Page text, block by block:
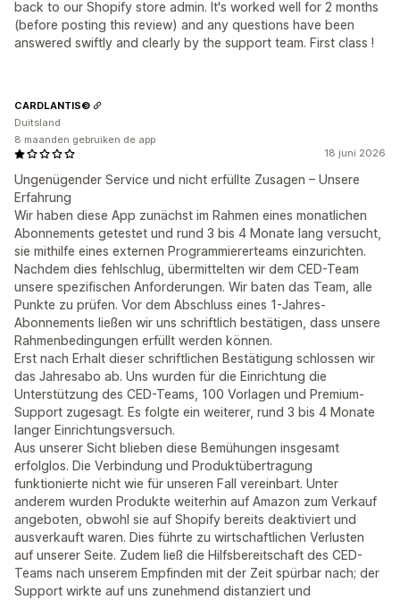
back to our Shopify store admin. It's worked well for 2 months
(before posting this review) and any questions have been
answered swiftly and clearly by the support team. First class !
18 juni 2026
Ungenügender Service und nicht erfüllte Zusagen – Unsere
Erfahrung
Wir haben diese App zunächst im Rahmen eines monatlichen
Abonnements getestet und rund 3 bis 4 Monate lang versucht,
sie mithilfe eines externen Programmiererteams einzurichten.
Nachdem dies fehlschlug, übermittelten wir dem CED-Team
unsere spezifischen Anforderungen. Wir baten das Team, alle
Punkte zu prüfen. Vor dem Abschluss eines 1-Jahres-
Abonnements ließen wir uns schriftlich bestätigen, dass unsere
Rahmenbedingungen erfüllt werden können.
Erst nach Erhalt dieser schriftlichen Bestätigung schlossen wir
das Jahresabo ab. Uns wurden für die Einrichtung die
Unterstützung des CED-Teams, 100 Vorlagen und Premium-
Support zugesagt. Es folgte ein weiterer, rund 3 bis 4 Monate
langer Einrichtungsversuch.
Aus unserer Sicht blieben diese Bemühungen insgesamt
erfolglos. Die Verbindung und Produktübertragung
funktionierte nicht wie für unseren Fall vereinbart. Unter
anderem wurden Produkte weiterhin auf Amazon zum Verkauf
angeboten, obwohl sie auf Shopify bereits deaktiviert und
ausverkauft waren. Dies führte zu wirtschaftlichen Verlusten
auf unserer Seite. Zudem ließ die Hilfsbereitschaft des CED-
Teams nach unserem Empfinden mit der Zeit spürbar nach; der
Support wirkte auf uns zunehmend distanziert und
CARDLANTIS©
Duitsland
8 maanden gebruiken de app